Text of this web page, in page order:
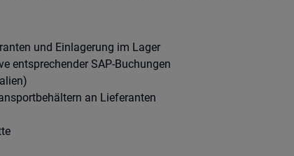
und Einlagerung im Lager
entsprechender SAP-Buchungen
an Lieferanten